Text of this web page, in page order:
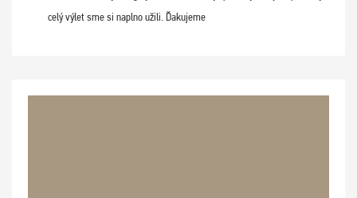
celý výlet sme si naplno užili. Ďakujeme